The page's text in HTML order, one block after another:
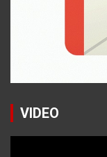
VIDEO